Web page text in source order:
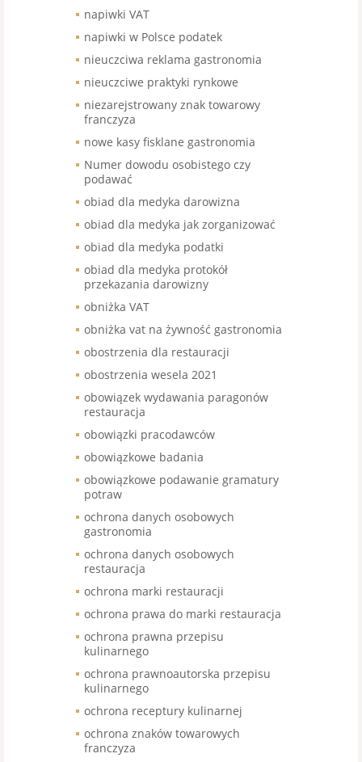
napiwki VAT
napiwki w Polsce podatek
nieuczciwa reklama gastronomia
nieuczciwe praktyki rynkowe
niezarejstrowany znak towarowy
franczyza
nowe kasy fisklane gastronomia
Numer dowodu osobistego czy
podawać
obiad dla medyka darowizna
obiad dla medyka jak zorganizować
obiad dla medyka podatki
obiad dla medyka protokół
przekazania darowizny
obniżka VAT
obniżka vat na żywność gastronomia
obostrzenia dla restauracji
obostrzenia wesela 2021
obowiązek wydawania paragonów
restauracja
obowiązki pracodawców
obowiązkowe badania
obowiązkowe podawanie gramatury
potraw
ochrona danych osobowych
gastronomia
ochrona danych osobowych
restauracja
ochrona marki restauracji
ochrona prawa do marki restauracja
ochrona prawna przepisu
kulinarnego
ochrona prawnoautorska przepisu
kulinarnego
ochrona receptury kulinarnej
ochrona znaków towarowych
franczyza